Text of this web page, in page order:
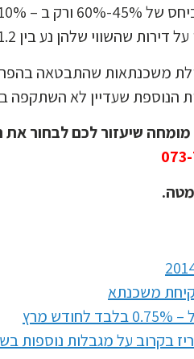
הנוספת שעדיין לא השתקפה
מומחה שיעזור לכם לבחור את
משכנתא
מרץ
בקרוב על מגבלות נוספות